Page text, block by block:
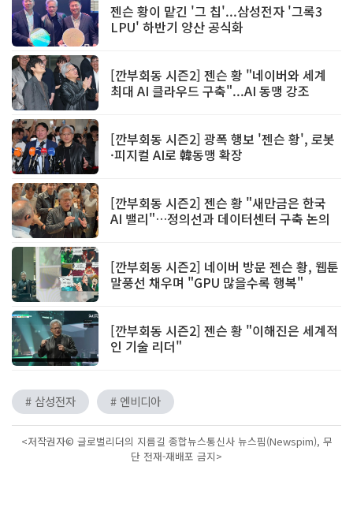
젠슨 황이 맡긴 '그 칩'...삼성전자 '그록3
LPU' 하반기 양산 공식화
[깐부회동 시즌2] 젠슨 황 "네이버와 세계
최대 AI 클라우드 구축"...AI 동맹 강조
[깐부회동 시즌2] 광폭 행보 '젠슨 황', 로봇
·피지컬 AI로 韓동맹 확장
[깐부회동 시즌2] 젠슨 황 "새만금은 한국
AI 밸리"…정의선과 데이터센터 구축 논의
[깐부회동 시즌2] 네이버 방문 젠슨 황, 웹툰
말풍선 채우며 "GPU 많을수록 행복"
[깐부회동 시즌2] 젠슨 황 "이해진은 세계적
인 기술 리더"
# 삼성전자 # 엔비디아
<저작권자© 글로벌리더의 지름길 종합뉴스통신사 뉴스핌(Newspim), 무
단 전재-재배포 금지>